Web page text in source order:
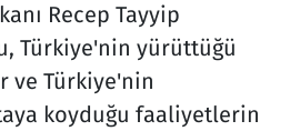
Recep Tayyip
Türkiye'nin yürüttüğü
ve Türkiye'nin
koyduğu faaliyetlerin